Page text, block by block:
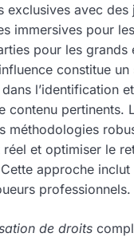
exclusives avec des
immersives pour
pour les grands
constitue
dans l’identification
contenu pertinents.
méthodologies
réel et optimiser le
approche inclut
professionnels.
de droits